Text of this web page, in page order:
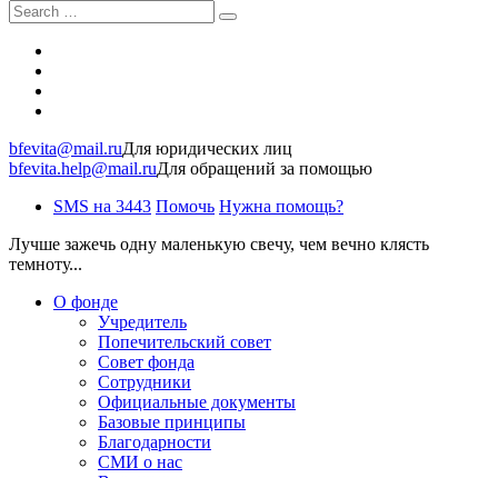
Search
bfevita@mail.ruДля юридических лиц
bfevita.help@mail.ruДля обращений за помощью
SMS на 3443 Помочь Нужна помощь?
Лучше зажечь одну маленькую свечу, чем вечно клясть
темноту...
О фонде
Учредитель
Попечительский совет
Совет фонда
Сотрудники
Официальные документы
Базовые принципы
Благодарности
СМИ о нас